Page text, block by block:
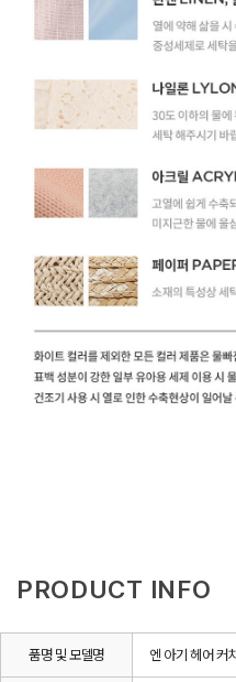
PRODUCT INFO
품명 및 모델명 엔 아기 헤어 커